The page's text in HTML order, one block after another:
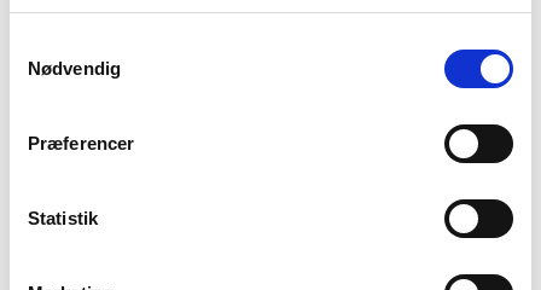
Nødvendig
Præferencer
Statistik
hourglass_full 29. juli, 2026
Tom Krogh Nilson
Simon Jo Chizeck Andersen
tiltrådte som direktør for